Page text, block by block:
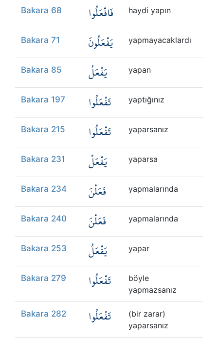
Bakara 68 فَافْعَلُوا haydi yapın
Bakara 71 يَفْعَلُونَ yapmayacaklardı
Bakara 85 يَفْعَلُ yapan
Bakara 197 تَفْعَلُوا yaptığınız
Bakara 215 تَفْعَلُوا yaparsanız
Bakara 231 يَفْعَلْ yaparsa
Bakara 234 فَعَلْنَ yapmalarında
Bakara 240 فَعَلْنَ yapmalarında
Bakara 253 يَفْعَلُ yapar
Bakara 279 تَفْعَلُوا
böyle
yapmazsanız
Bakara 282 تَفْعَلُوا
(bir zarar)
yaparsanız